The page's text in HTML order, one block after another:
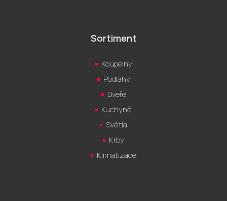
Sortiment
Koupelny
Podlahy
Dveře
Kuchyně
Světla
Krby
Klimatizace